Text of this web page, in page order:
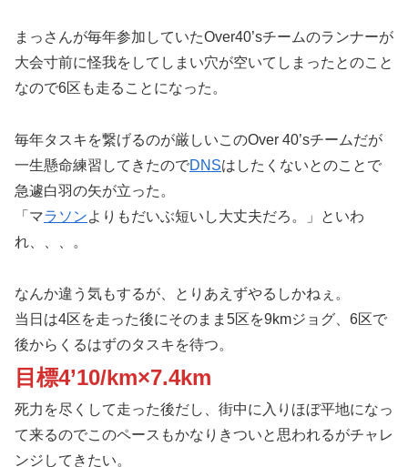
まっさんが毎年参加していたOver40’sチームのランナーが
大会寸前に怪我をしてしまい穴が空いてしまったとのこと
なので6区も走ることになった。
毎年タスキを繋げるのが厳しいこのOver 40’sチームだが
一生懸命練習してきたのでDNSはしたくないとのことで
急遽白羽の矢が立った。
「マラソンよりもだいぶ短いし大丈夫だろ。」といわ
れ、、、。
なんか違う気もするが、とりあえずやるしかねぇ。
当日は4区を走った後にそのまま5区を9kmジョグ、6区で
後からくるはずのタスキを待つ。
目標4’10/km×7.4km
死力を尽くして走った後だし、街中に入りほぼ平地になっ
て来るのでこのペースもかなりきついと思われるがチャレ
ンジしてきたい。